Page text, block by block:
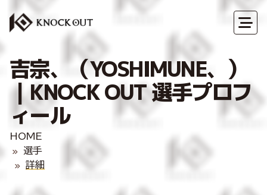
吉宗、（YOSHIMUNE、）
｜KNOCK OUT 選手プロフ
ィール
HOME
選手
詳細